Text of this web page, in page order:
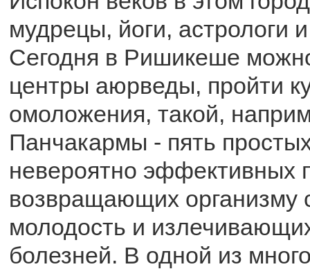
мудрецы, йоги, астрологи
Сегодня в Ришикеше
центры аюрведы, пройти
омоложения, такой,
Панчакармы - пять
невероятно эффективных
возвращающих организму
молодость и
болезней. В одной из